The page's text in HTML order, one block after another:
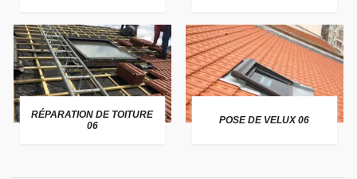
RÉPARATION DE TOITURE
06
POSE DE VELUX 06